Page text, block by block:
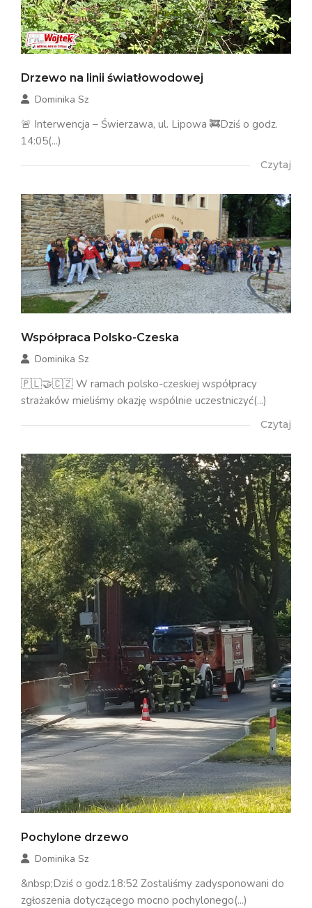
Drzewo na linii światłowodowej
Dominika Sz
🚨 Interwencja – Świerzawa, ul. Lipowa 🚒Dziś o godz.
14:05(...)
Czytaj
Współpraca Polsko-Czeska
Dominika Sz
🇵🇱🤝🇨🇿 W ramach polsko-czeskiej współpracy
strażaków mieliśmy okazję wspólnie uczestniczyć(...)
Czytaj
Pochylone drzewo
Dominika Sz
&nbsp;Dziś o godz.18:52 Zostaliśmy zadysponowani do
zgłoszenia dotyczącego mocno pochylonego(...)